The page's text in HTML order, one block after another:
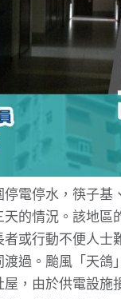
電停水，筷子基
的情況。該地區
或行動不便人士
過。颱風「天鴿
，由於供電設施